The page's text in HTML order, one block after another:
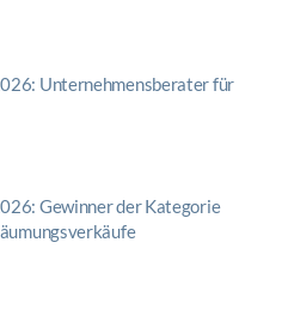
Unternehmensberater für
Gewinner der Kategorie